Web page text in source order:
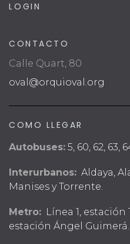
LOGIN
CONTACTO
Calle Quart, 80
oval@orquioval.org
COMO LLEGAR
Autobuses: 5, 60, 62, 63,
Interurbanos: Aldaya,
Manises y Torrente.
Metro: Línea 1, estación
estación Ángel Guimerá.